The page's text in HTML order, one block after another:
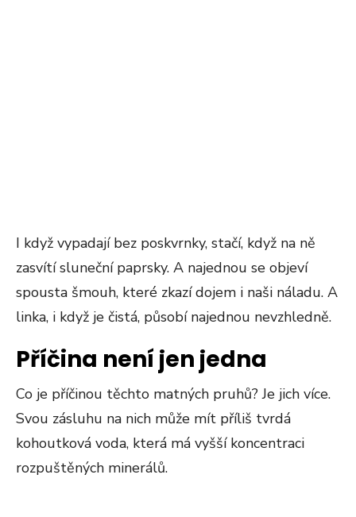
I když vypadají bez poskvrnky, stačí, když na ně
zasvítí sluneční paprsky. A najednou se objeví
spousta šmouh, které zkazí dojem i naši náladu. A
linka, i když je čistá, působí najednou nevzhledně.
Příčina není jen jedna
Co je příčinou těchto matných pruhů? Je jich více.
Svou zásluhu na nich může mít příliš tvrdá
kohoutková voda, která má vyšší koncentraci
rozpuštěných minerálů.